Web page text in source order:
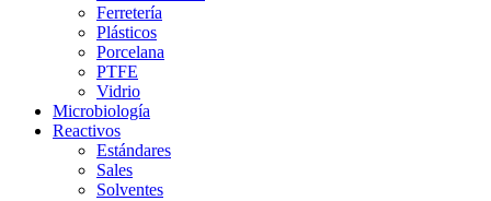
Ferretería
Plásticos
Porcelana
PTFE
Vidrio
Microbiología
Reactivos
Estándares
Sales
Solventes